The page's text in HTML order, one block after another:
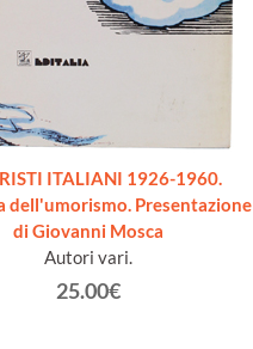
ITALIANI 1926-1960.
dell'umorismo. Presentazione
di Giovanni Mosca
Autori vari.
25.00€